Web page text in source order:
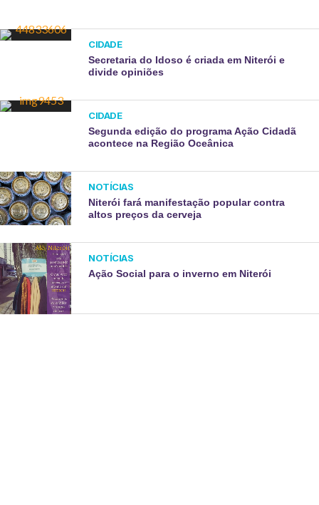
CIDADE
Secretaria do Idoso é criada em Niterói e
divide opiniões
CIDADE
Segunda edição do programa Ação Cidadã
acontece na Região Oceânica
NOTÍCIAS
Niterói fará manifestação popular contra
altos preços da cerveja
NOTÍCIAS
Ação Social para o inverno em Niterói